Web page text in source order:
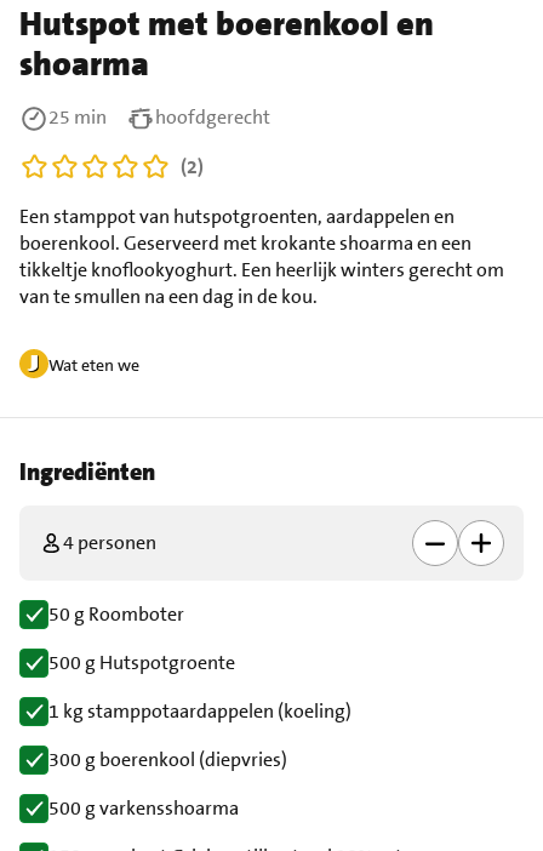
Hutspot met boerenkool en
shoarma
Wat eten we
Een stamppot van hutspotgroenten, aardappelen en
boerenkool. Geserveerd met krokante shoarma en een
tikkeltje knoflookyoghurt. Een heerlijk winters gerecht om
van te smullen na een dag in de kou.
25 min
hoofdgerecht
(2)
Ingrediënten
4 personen
50 g Roomboter
500 g Hutspotgroente
1 kg stamppotaardappelen (koeling)
300 g boerenkool (diepvries)
500 g varkensshoarma